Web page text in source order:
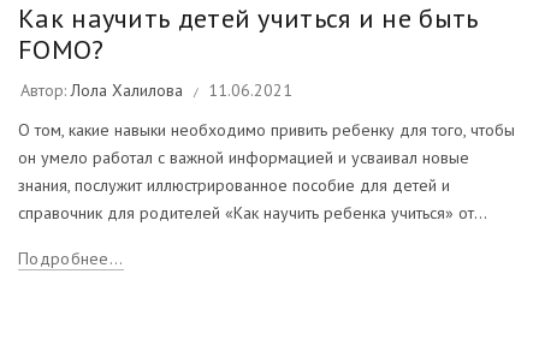
Как научить детей учиться и не быть
FOMO?
Автор:Лола Халилова
11.06.2021
О том, какие навыки необходимо привить ребенку для того, чтобы
он умело работал с важной информацией и усваивал новые
знания, послужит иллюстрированное пособие для детей и
справочник для родителей «Как научить ребенка учиться» от...
Подробнее...